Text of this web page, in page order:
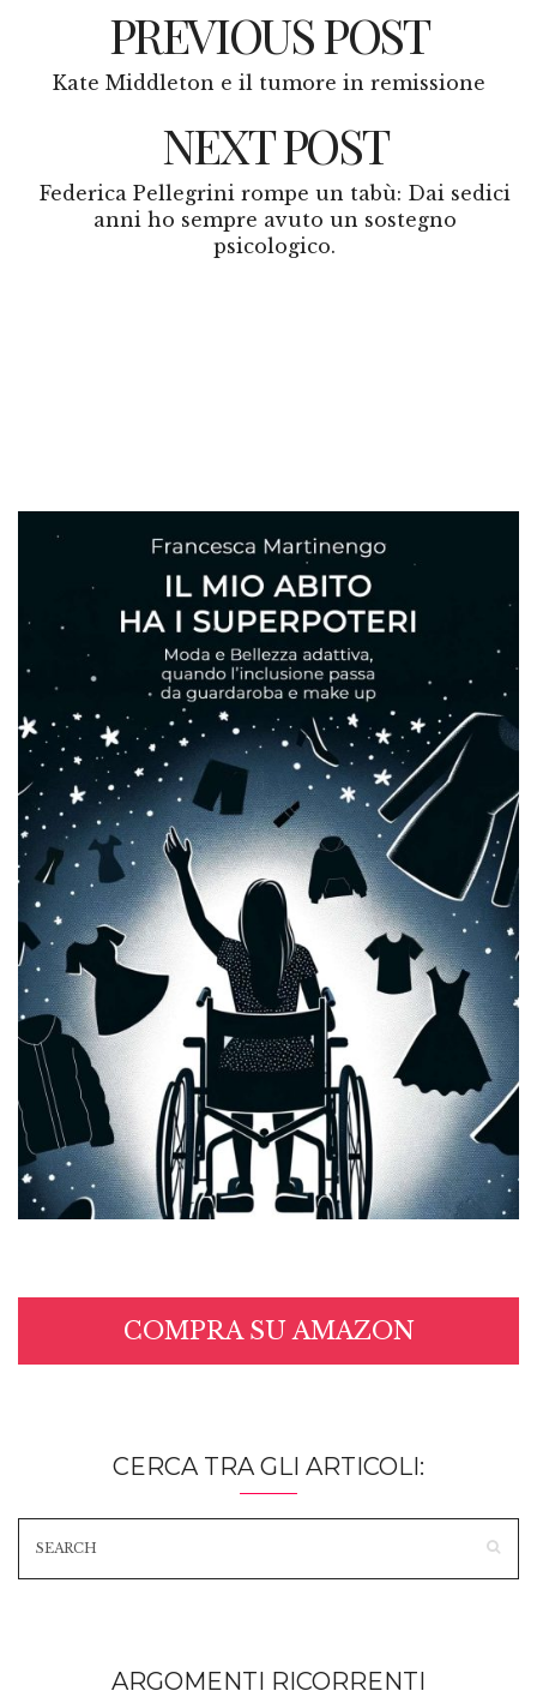
PREVIOUS POST
Kate Middleton e il tumore in remissione
NEXT POST
Federica Pellegrini rompe un tabù: Dai sedici
anni ho sempre avuto un sostegno
psicologico.
COMPRA SU AMAZON
CERCA TRA GLI ARTICOLI:
ARGOMENTI RICORRENTI